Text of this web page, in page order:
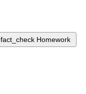
fact_check Homework